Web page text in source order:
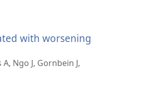
with worsening
Ngo J, Gornbein J,